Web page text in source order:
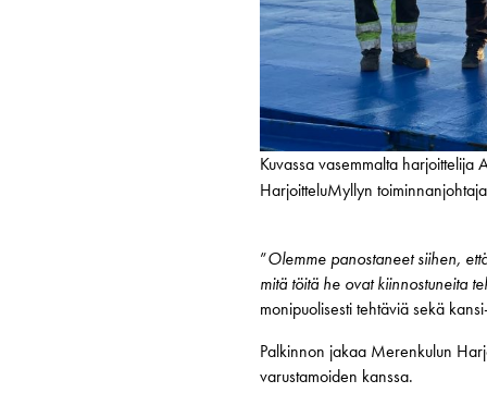
Kuvassa vasemmalta
HarjoitteluMyllyn
”Olemme panostaneet siihen,
mitä töitä he ovat kiinnostuneita
monipuolisesti tehtäviä sekä
Palkinnon jakaa Merenkulun
varustamoiden kanssa.